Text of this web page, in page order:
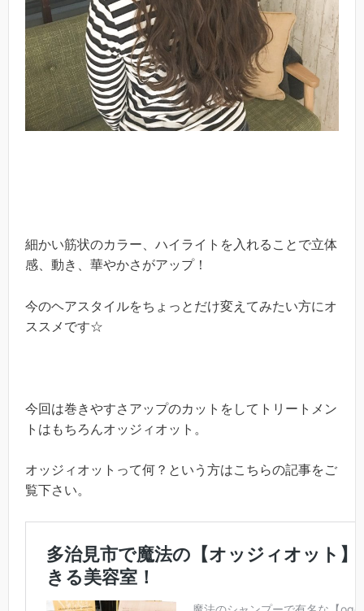
細かい筋状のカラー、ハイライトを入れることで立体
感、動き、華やかさがアップ！
今のヘアスタイルをちょっとだけ変えてみたい方にオ
ススメです☆
今回は巻きやすさアップのカットをしてトリートメン
トはもちろんオッジィオット。
オッジィオットって何？という方はこちらの記事をご
覧下さい。